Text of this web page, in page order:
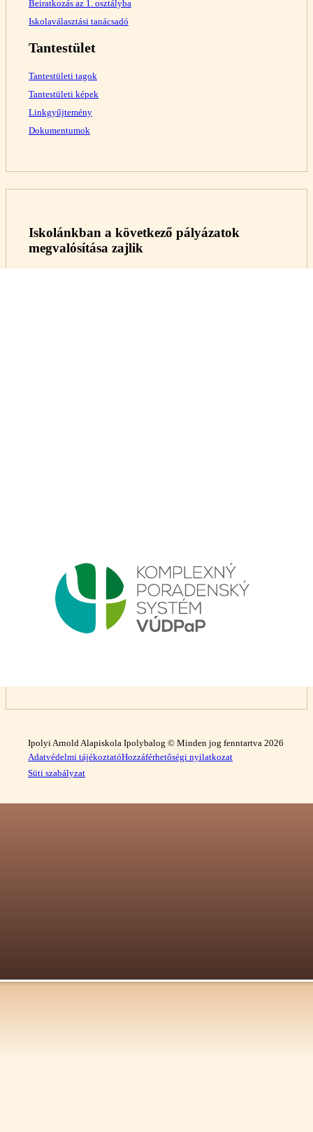
Beiratkozás az 1. osztályba
Iskolaválasztási tanácsadó
Tantestület
Tantestületi tagok
Tantestületi képek
Linkgyűjtemény
Dokumentumok
Iskolánkban a következő pályázatok
megvalósítása zajlik
Ipolyi Arnold Alapiskola Ipolybalog © Minden jog fenntartva 2026
Adatvédelmi tájékoztatóHozzáférhetőségi nyilatkozat
Süti szabályzat